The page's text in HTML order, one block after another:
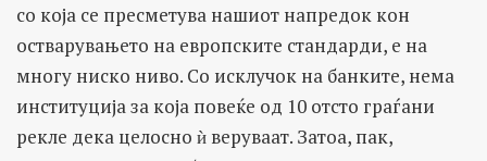
со која се пресметува нашиот напредок кон
остварувањето на европските стандарди, е на
многу ниско ниво. Со исклучок на банките, нема
институција за која повеќе од 10 отсто граѓани
рекле дека целосно ѝ веруваат. Затоа, пак,